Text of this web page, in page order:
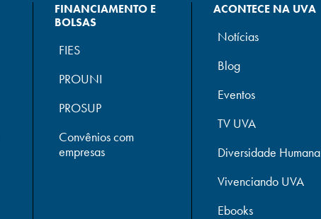
FINANCIAMENTO E
BOLSAS
FIES
PROUNI
PROSUP
Convênios com
empresas
ACONTECE NA UVA
Notícias
Blog
Eventos
TV UVA
Diversidade Humana
Vivenciando UVA
Ebooks